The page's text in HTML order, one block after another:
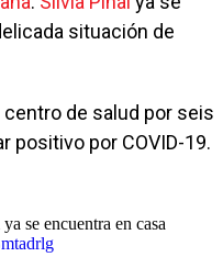
situación de
de salud por seis
positivo por COVID-19.
se encuentra en casa